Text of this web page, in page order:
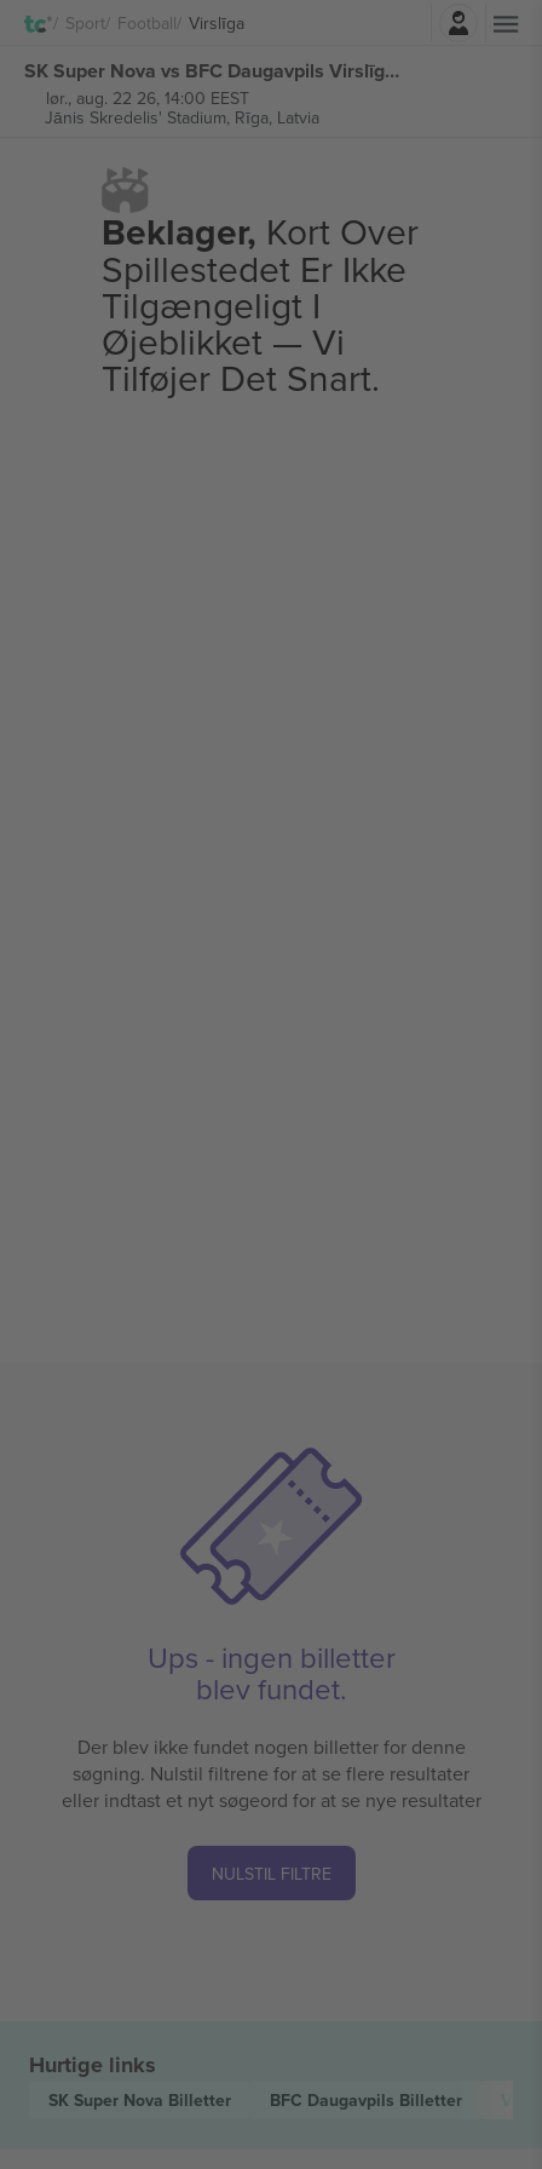
Sport Football Virslīga
SK Super Nova vs BFC Daugavpils Virslīga billetter
lør., aug. 22 26, 14:00 EEST
Jānis Skredelis' Stadium, Rīga, Latvia
Beklager, Kort Over
Spillestedet Er Ikke
Tilgængeligt I
Øjeblikket — Vi
Tilføjer Det Snart.
Ups - ingen billetter
blev fundet.
Der blev ikke fundet nogen billetter for denne
søgning. Nulstil filtrene for at se flere resultater
eller indtast et nyt søgeord for at se nye resultater
NULSTIL FILTRE
Hurtige links
SK Super Nova Billetter BFC Daugavpils Billetter